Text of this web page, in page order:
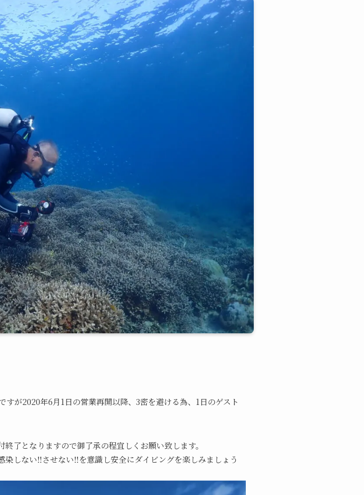
が2020年6月1日の営業再開以降、3密を避ける為、1日のゲスト
了となりますので御了承の程宜しくお願い致します。
しない‼️させない‼️を意識し安全にダイビングを楽しみましょう